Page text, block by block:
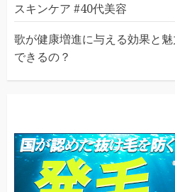
スキンケア #40代美容
歌が健康増進に与える効果と
できるの？